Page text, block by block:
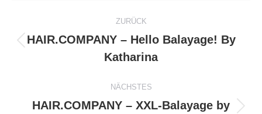
Kommentarnavigation
ZURÜCK
Beitrag:
HAIR.COMPANY – Hello Balayage! By
Katharina
NÄCHSTES
HAIR.COMPANY – XXL-Balayage by